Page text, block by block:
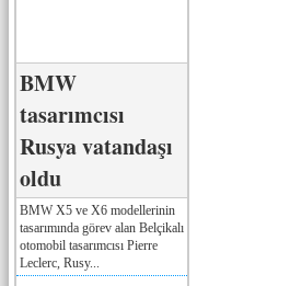
BMW
tasarımcısı
Rusya vatandaşı
oldu
BMW X5 ve X6 modellerinin
tasarımında görev alan Belçikalı
otomobil tasarımcısı Pierre
Leclerc, Rusy...